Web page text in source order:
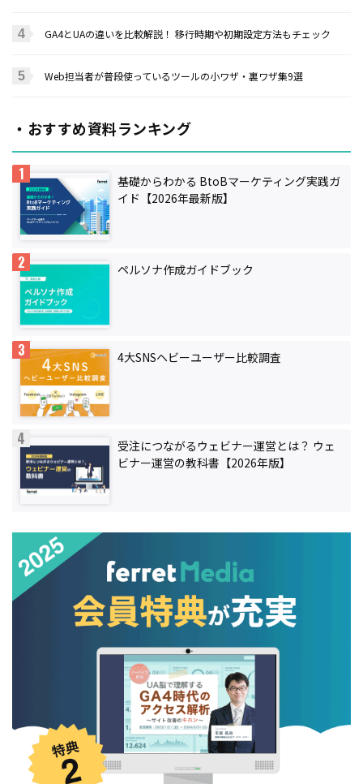
GA4とUAの違いを比較解説！ 移行時期や初期設定方法もチェック
Web担当者が普段使っているツールの小ワザ・裏ワザ集9選
・おすすめ資料ランキング
基礎からわかる BtoBマーケティング実践ガ
イド【2026年最新版】
ペルソナ作成ガイドブック
4大SNSヘビーユーザー比較調査
受注につながるウェビナー運営とは？ ウェ
ビナー運営の教科書【2026年版】